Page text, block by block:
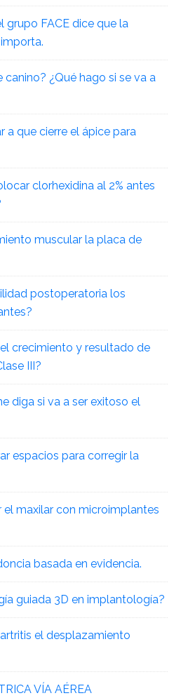
grupo FACE dice que la
canino? ¿Qué hago si se va a
a que cierre el ápice para
clorhexidina al 2% antes
muscular la placa de
postoperatoria los
crecimiento y resultado de
III?
diga si va a ser exitoso el
espacios para corregir la
el maxilar con microimplantes
basada en evidencia.
guiada 3D en implantología?
el desplazamiento
VÍA AÉREA